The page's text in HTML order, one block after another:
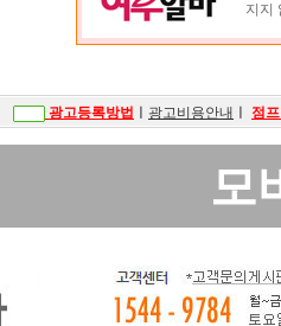
지지
광고등록방법 광고비용안내 점
모